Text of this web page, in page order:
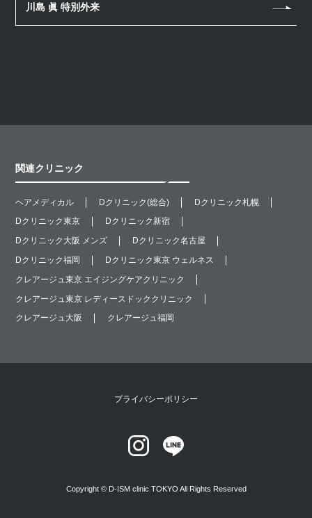
川島 眞 特別外来
関連クリニック
ヘアメディカル Dクリニック(総合)
Dクリニック札幌
Dクリニック東京
Dクリニック新宿
Dクリニック大阪 メンズ
Dクリニック名古屋
Dクリニック福岡
Dクリニック東京 ウェルネス
クレアージュ東京 エイジングケアクリニック
クレアージュ東京 レディースドッククリニック
クレアージュ大阪
クレアージュ福岡
プライバシーポリシー
Copyright © D-ISM clinic TOKYO All Rights Reserved